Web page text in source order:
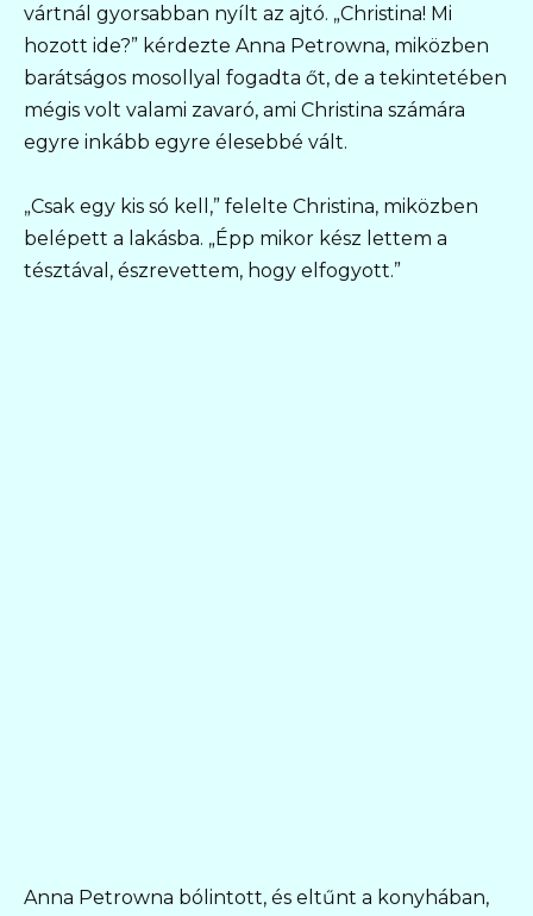
vártnál gyorsabban nyílt az ajtó. „Christina! Mi
hozott ide?” kérdezte Anna Petrowna, miközben
barátságos mosollyal fogadta őt, de a tekintetében
mégis volt valami zavaró, ami Christina számára
egyre inkább egyre élesebbé vált.
„Csak egy kis só kell,” felelte Christina, miközben
belépett a lakásba. „Épp mikor kész lettem a
tésztával, észrevettem, hogy elfogyott.”
Anna Petrowna bólintott, és eltűnt a konyhában,